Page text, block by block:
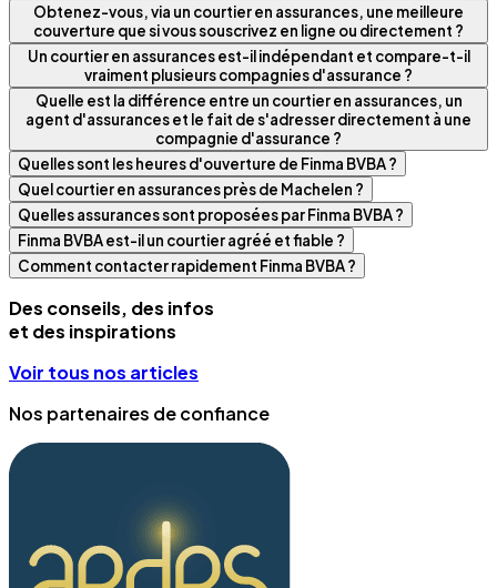
Obtenez-vous, via un courtier en assurances, une meilleure
couverture que si vous souscrivez en ligne ou directement ?
Un courtier en assurances est-il indépendant et compare-t-il
vraiment plusieurs compagnies d'assurance ?
Quelle est la différence entre un courtier en assurances, un
agent d'assurances et le fait de s'adresser directement à une
compagnie d'assurance ?
Quelles sont les heures d'ouverture de Finma BVBA ?
Quel courtier en assurances près de Machelen ?
Quelles assurances sont proposées par Finma BVBA ?
Finma BVBA est-il un courtier agréé et fiable ?
Comment contacter rapidement Finma BVBA ?
Des conseils, des infos
et des inspirations
Voir tous nos articles
Nos partenaires de confiance